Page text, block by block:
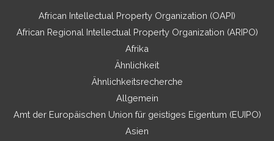
African Intellectual Property Organization (OAPI)
African Regional Intellectual Property Organization (ARIPO)
Afrika
Ähnlichkeit
Ähnlichkeitsrecherche
Allgemein
Amt der Europäischen Union für geistiges Eigentum (EUIPO)
Asien